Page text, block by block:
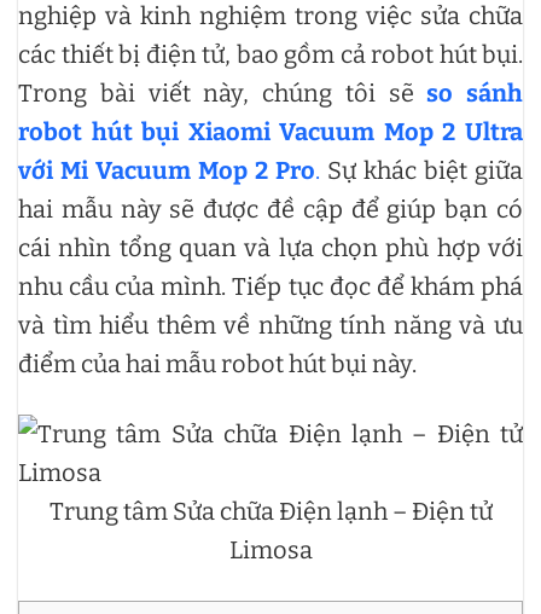
nghiệp và kinh nghiệm trong việc sửa chữa
các thiết bị điện tử, bao gồm cả robot hút bụi.
Trong bài viết này, chúng tôi sẽso sánh
robot hút bụi Xiaomi Vacuum Mop 2 Ultra
với Mi Vacuum Mop 2 Pro. Sự khác biệt giữa
hai mẫu này sẽ được đề cập để giúp bạn có
cái nhìn tổng quan và lựa chọn phù hợp với
nhu cầu của mình. Tiếp tục đọc để khám phá
và tìm hiểu thêm về những tính năng và ưu
điểm của hai mẫu robot hút bụi này.
Trung tâm Sửa chữa Điện lạnh – Điện tử
Limosa